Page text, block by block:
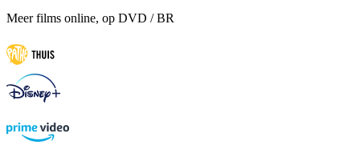
Meer films online, op DVD / BR